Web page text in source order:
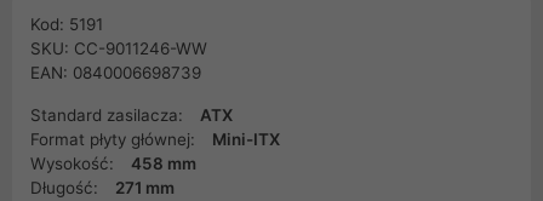
Kod: 5191
SKU: CC-9011246-WW
EAN: 0840006698739
Standard zasilacza:
ATX
Format płyty głównej:
Mini-ITX
Wysokość:
458 mm
Długość:
271 mm